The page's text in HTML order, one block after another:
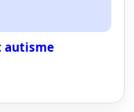
autisme